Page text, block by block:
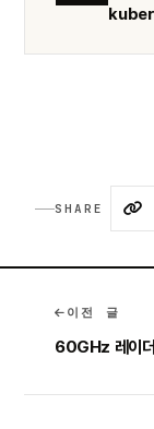
SHARE
이전 글
60GHz 레이